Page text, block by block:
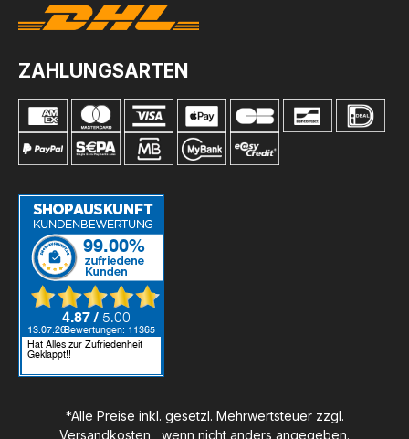
ZAHLUNGSARTEN
*Alle Preise inkl. gesetzl. Mehrwertsteuer zzgl.
Versandkosten , wenn nicht anders angegeben.